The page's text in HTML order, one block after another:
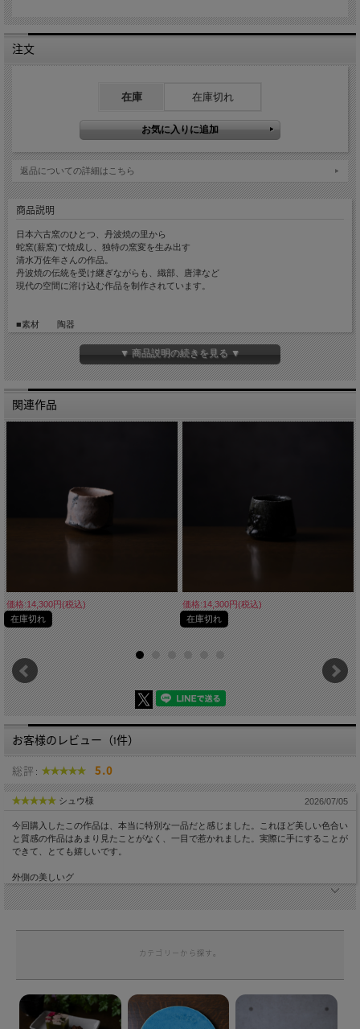
注文
在庫 在庫切れ
返品についての詳細はこちら
商品説明
日本六古窯のひとつ、丹波焼の里から
蛇窯(薪窯)で焼成し、独特の窯変を生み出す
清水万佐年さんの作品。
丹波焼の伝統を受け継ぎながらも、織部、唐津など
現代の空間に溶け込む作品を制作されています。
■素材 陶器
■サイズ W約10cm D約9cm H約8cm
■手触り ざらっとしています。
■重量 約235g
■容量 約220cc
■生産国 Made in Japan
▼ 商品説明の続きを見る ▼
関連作品
価格:14,300円(税込)
在庫切れ
価格:14,300円(税込)
在庫切れ
お客様のレビュー（1件）
総評: 5.0
シュウ様 2026/07/05
今回購入したこの作品は、本当に特別な一品だと感じました。これほど美しい色合い
と質感の作品はあまり見たことがなく、一目で惹かれました。実際に手にすることが
できて、とても嬉しいです。
外側の美しいグ
カテゴリーから探す。